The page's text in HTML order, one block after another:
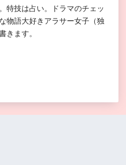
特技は占い。ドラマのチェッ
物語大好きアラサー女子（独
きます。